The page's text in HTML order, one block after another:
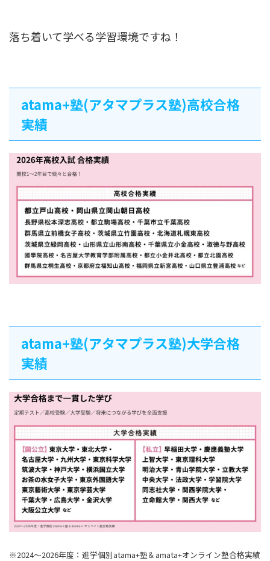
落ち着いて学べる学習環境ですね！
atama+塾(アタマプラス塾)高校合格
実績
atama+塾(アタマプラス塾)大学合格
実績
※2024～2026年度：進学個別atama+塾＆amata+オンライン塾合格実績